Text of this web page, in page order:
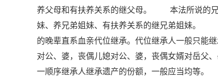
养父母和有扶养关系的继父母。 本法所说的兄
妹、养兄弟姐妹、有扶养关系的继兄弟姐妹。
的晚辈直系血亲代位继承。代位继承人一般只
对公、婆，丧偶儿媳对公、婆，丧偶女婿对岳
一顺序继承人继承遗产的份额，一般应当均等